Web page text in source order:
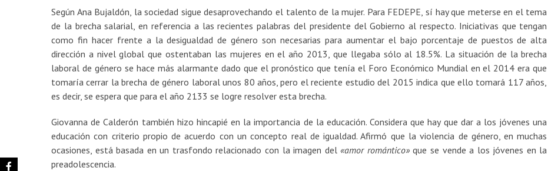
Según Ana Bujaldón, la sociedad sigue desaprovechando el talento de la mujer. Para FEDEPE, sí hay que meterse en el tema
de la brecha salarial, en referencia a las recientes palabras del presidente del Gobierno al respecto. Iniciativas que tengan
como fin hacer frente a la desigualdad de género son necesarias para aumentar el bajo porcentaje de puestos de alta
dirección a nivel global que ostentaban las mujeres en el año 2013, que llegaba sólo al 18.5%. La situación de la brecha
laboral de género se hace más alarmante dado que el pronóstico que tenía el Foro Económico Mundial en el 2014 era que
tomaría cerrar la brecha de género laboral unos 80 años, pero el reciente estudio del 2015 indica que ello tomará 117 años,
es decir, se espera que para el año 2133 se logre resolver esta brecha.
Giovanna de Calderón también hizo hincapié en la importancia de la educación. Considera que hay que dar a los jóvenes una
educación con criterio propio de acuerdo con un concepto real de igualdad. Afirmó que la violencia de género, en muchas
ocasiones, está basada en un trasfondo relacionado con la imagen del«amor romántico»que se vende a los jóvenes en la
preadolescencia.